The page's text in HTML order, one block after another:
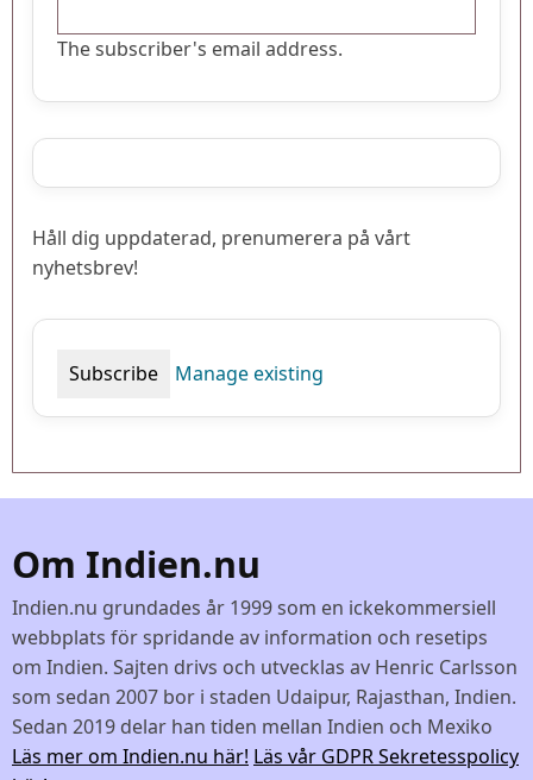
The subscriber's email address.
Håll dig uppdaterad, prenumerera på vårt
nyhetsbrev!
Manage existing
Om Indien.nu
Indien.nu grundades år 1999 som en ickekommersiell
webbplats för spridande av information och resetips
om Indien. Sajten drivs och utvecklas av Henric Carlsson
som sedan 2007 bor i staden Udaipur, Rajasthan, Indien.
Sedan 2019 delar han tiden mellan Indien och Mexiko
Läs mer om Indien.nu här! Läs vår GDPR Sekretesspolicy